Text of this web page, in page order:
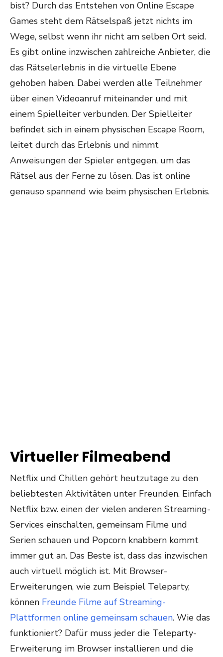
bist? Durch das Entstehen von Online Escape
Games steht dem Rätselspaß jetzt nichts im
Wege, selbst wenn ihr nicht am selben Ort seid.
Es gibt online inzwischen zahlreiche Anbieter, die
das Rätselerlebnis in die virtuelle Ebene
gehoben haben. Dabei werden alle Teilnehmer
über einen Videoanruf miteinander und mit
einem Spielleiter verbunden. Der Spielleiter
befindet sich in einem physischen Escape Room,
leitet durch das Erlebnis und nimmt
Anweisungen der Spieler entgegen, um das
Rätsel aus der Ferne zu lösen. Das ist online
genauso spannend wie beim physischen Erlebnis.
Virtueller Filmeabend
Netflix und Chillen gehört heutzutage zu den
beliebtesten Aktivitäten unter Freunden. Einfach
Netflix bzw. einen der vielen anderen Streaming-
Services einschalten, gemeinsam Filme und
Serien schauen und Popcorn knabbern kommt
immer gut an. Das Beste ist, dass das inzwischen
auch virtuell möglich ist. Mit Browser-
Erweiterungen, wie zum Beispiel Teleparty,
können Freunde Filme auf Streaming-
Plattformen online gemeinsam schauen. Wie das
funktioniert? Dafür muss jeder die Teleparty-
Erweiterung im Browser installieren und die